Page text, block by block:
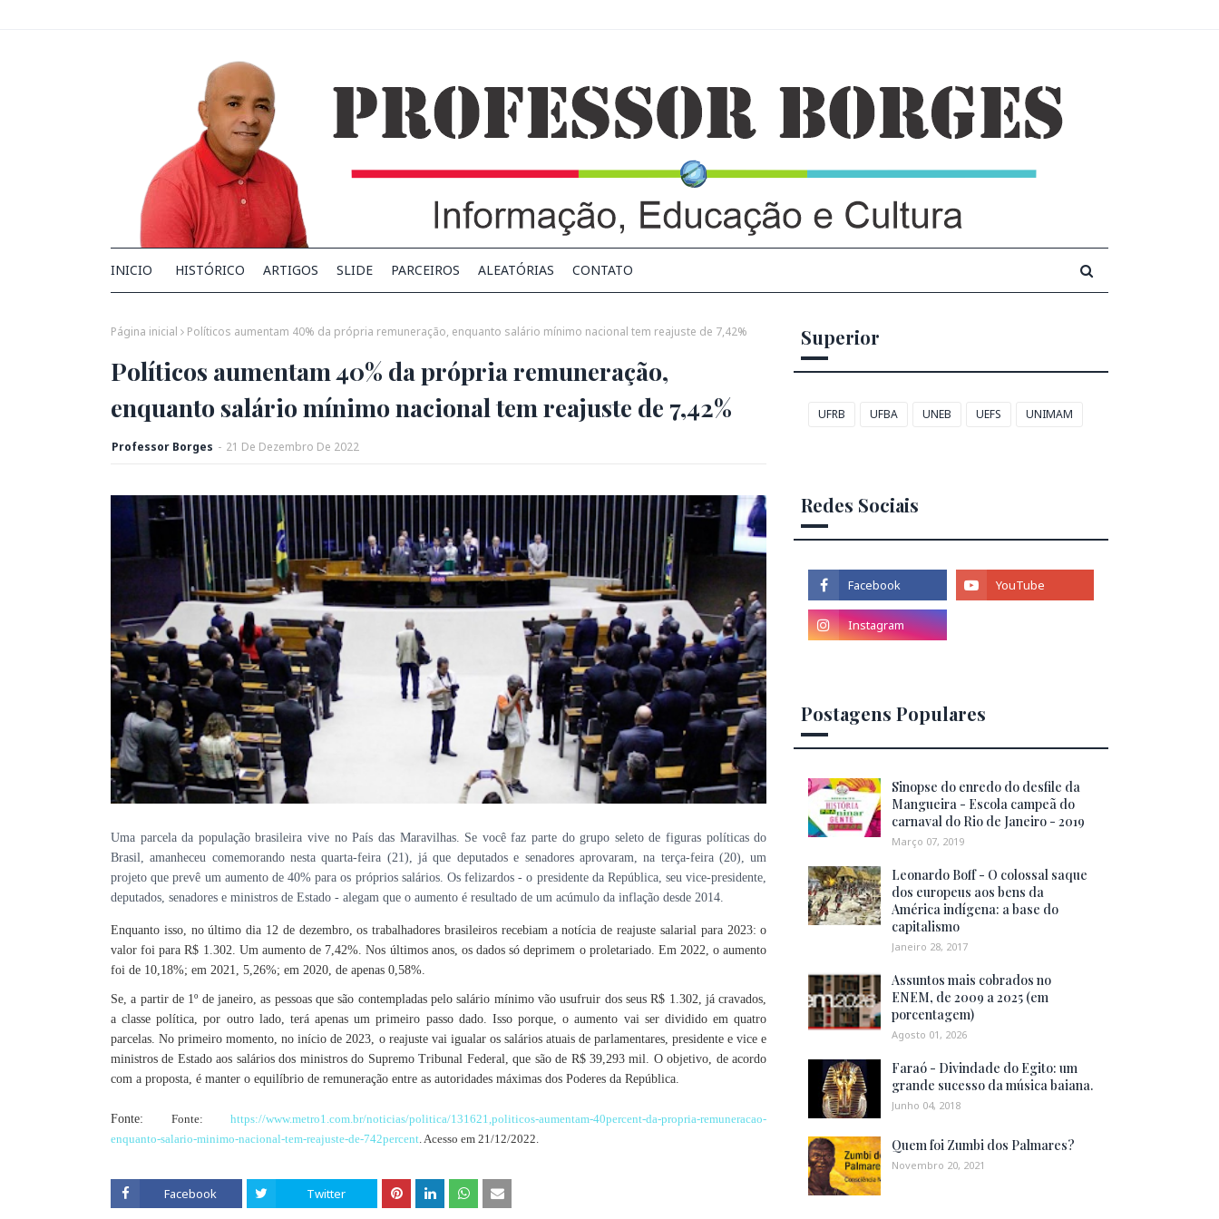
INICIO HISTÓRICO ARTIGOS SLIDE PARCEIROS ALEATÓRIAS CONTATO
Página inicial Políticos aumentam 40% da própria remuneração, enquanto salário mínimo nacional tem reajuste de 7,42%
Políticos aumentam 40% da própria remuneração,
enquanto salário mínimo nacional tem reajuste de 7,42%
Professor Borges - 21 De Dezembro De 2022
Uma parcela da população brasileira vive no País das Maravilhas. Se você faz parte do grupo seleto de figuras políticas do
Brasil, amanheceu comemorando nesta quarta-feira (21), já que deputados e senadores aprovaram, na terça-feira (20), um
projeto que prevê um aumento de 40% para os próprios salários. Os felizardos - o presidente da República, seu vice-presidente,
deputados, senadores e ministros de Estado - alegam que o aumento é resultado de um acúmulo da inflação desde 2014.
Enquanto isso, no último dia 12 de dezembro, os trabalhadores brasileiros recebiam a notícia de reajuste salarial para 2023: o
valor foi para R$ 1.302. Um aumento de 7,42%. Nos últimos anos, os dados só deprimem o proletariado. Em 2022, o aumento
foi de 10,18%; em 2021, 5,26%; em 2020, de apenas 0,58%.
Se, a partir de 1º de janeiro, as pessoas que são contempladas pelo salário mínimo vão usufruir dos seus R$ 1.302, já cravados,
a classe política, por outro lado, terá apenas um primeiro passo dado. Isso porque, o aumento vai ser dividido em quatro
parcelas. No primeiro momento, no início de 2023, o reajuste vai igualar os salários atuais de parlamentares, presidente e vice e
ministros de Estado aos salários dos ministros do Supremo Tribunal Federal, que são de R$ 39,293 mil. O objetivo, de acordo
com a proposta, é manter o equilíbrio de remuneração entre as autoridades máximas dos Poderes da República.
Fonte:Fonte:https://www.metro1.com.br/noticias/politica/131621,politicos-aumentam-40percent-da-propria-remuneracao-
enquanto-salario-minimo-nacional-tem-reajuste-de-742percent. Acesso em 21/12/2022.
Facebook Twitter
Superior
UFRB UFBA UNEB UEFS UNIMAM
Redes Sociais
Postagens Populares
Sinopse do enredo do desfile da
Mangueira - Escola campeã do
carnaval do Rio de Janeiro - 2019
Março 07, 2019
Leonardo Boff - O colossal saque
dos europeus aos bens da
América indígena: a base do
capitalismo
Janeiro 28, 2017
Assuntos mais cobrados no
ENEM, de 2009 a 2025 (em
porcentagem)
Agosto 01, 2026
Faraó - Divindade do Egito: um
grande sucesso da música baiana.
Junho 04, 2018
Quem foi Zumbi dos Palmares?
Novembro 20, 2021